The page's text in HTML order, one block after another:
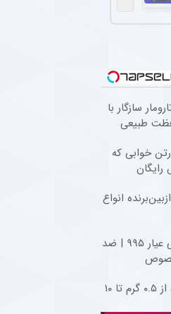
و الطلبه با یکدیگر دیدار کردند و عکسی
تا صحبت کردن با تیرک دروازه یا عوض
جام جهانی
داستان شکل‌گیری مشهورترین آهنگ‌های تاریخ
سازگار با
طبیعی
خوابی که
رایگان
انواع
خرید شمش زیوتو ۰.۵ گرمی عیار ۹۹۵ | ضد
خرید شمش پلمپ طلاسی، از ۰.۵ گرم تا ۱۰